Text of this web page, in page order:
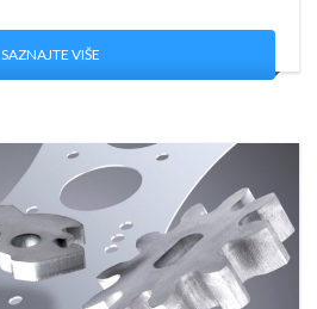
SAZNAJTE VIŠE